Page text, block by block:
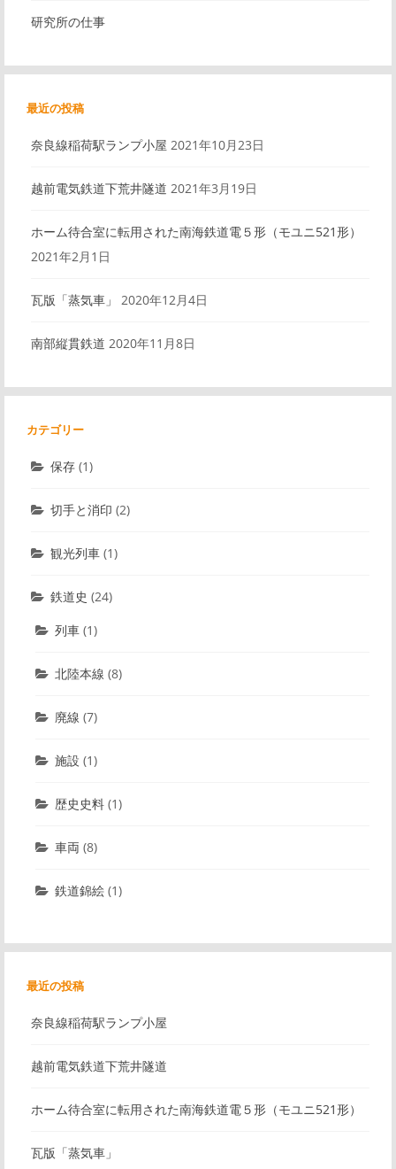
ョ
ン
研究所の仕事
最近の投稿
奈良線稲荷駅ランプ小屋 2021年10月23日
越前電気鉄道下荒井隧道 2021年3月19日
ホーム待合室に転用された南海鉄道電５形（モユニ521形）
2021年2月1日
瓦版「蒸気車」 2020年12月4日
南部縦貫鉄道 2020年11月8日
カテゴリー
保存 (1)
切手と消印 (2)
観光列車 (1)
鉄道史 (24)
列車 (1)
北陸本線 (8)
廃線 (7)
施設 (1)
歴史史料 (1)
車両 (8)
鉄道錦絵 (1)
最近の投稿
奈良線稲荷駅ランプ小屋
越前電気鉄道下荒井隧道
ホーム待合室に転用された南海鉄道電５形（モユニ521形）
瓦版「蒸気車」